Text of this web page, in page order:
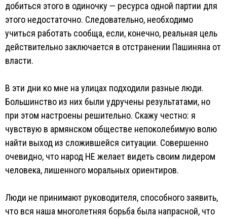
добиться этого в одиночку — ресурса одной партии для
этого недостаточно. Следовательно, необходимо
учиться работать сообща, если, конечно, реальная цель
действительно заключается в отстранении Пашиняна от
власти.
В эти дни ко мне на улицах подходили разные люди.
Большинство из них были удручены результатами, но
при этом настроены решительно. Скажу честно: я
чувствую в армянском обществе непоколебимую волю
найти выход из сложившейся ситуации. Совершенно
очевидно, что народ НЕ желает видеть своим лидером
человека, лишенного моральных ориентиров.
Люди не принимают руководителя, способного заявить,
что вся наша многолетняя борьба была напрасной, что